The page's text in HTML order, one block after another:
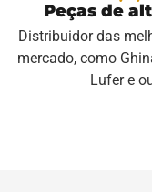
Peças de
Distribuidor das
mercado, como
Lufer e